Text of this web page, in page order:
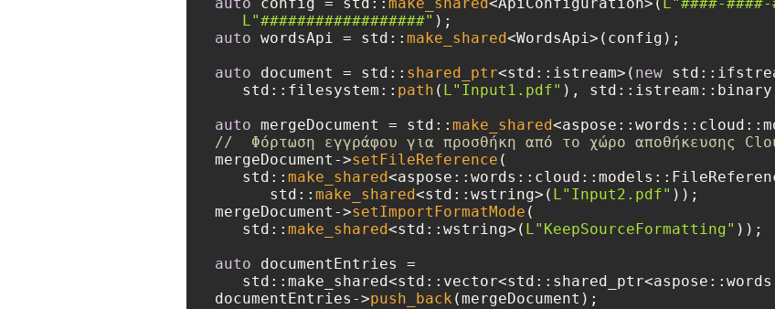
auto config = std:: make_shared<ApiConfiguration>( L"####-
L"##################"
auto wordsApi = std:: make_shared<WordsApi>(config);
auto document = std:: shared_ptr<std::istream>( new
   std::filesystem::
path ( L"Input1.pdf" ),
auto mergeDocument = std:: make_shared
//  Φόρτωση εγγράφου για προσθήκη από το χώρο αποθήκευσης
mergeDocument->setFileReference (
   std::
make_shared
      std::
make_shared<std::wstring>( L"Input2.pdf" ));
mergeDocument->setImportFormatMode (
   std::
make_shared<std::wstring>( L"KeepSourceFormatting" ));
auto documentEntries =
documentEntries->push_back (mergeDocument);